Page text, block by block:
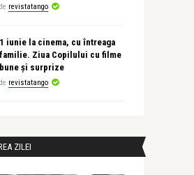
de revistatango
1 iunie la cinema, cu întreaga
familie. Ziua Copilului cu filme
bune și surprize
de revistatango
ZILEI